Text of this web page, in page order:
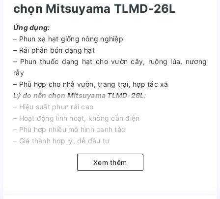
chọn Mitsuyama TLMD-26L
Ứng dụng:
– Phun xạ hạt giống nông nghiệp
– Rải phân bón dạng hạt
– Phun thuốc dạng hạt cho vườn cây, ruộng lúa, nương
rẫy
– Phù hợp cho nhà vườn, trang trại, hợp tác xã
Lý do nên chọn Mitsuyama TLMD-26L:
– Hiệu suất phun rải cao
– Hoạt động linh hoạt, không cần điện
– Phù hợp nhiều mô hình canh tác
– Giá thành hợp lý, dễ đầu tư
Xem thêm